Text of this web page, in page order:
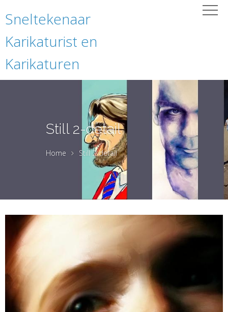
Sneltekenaar
Karikaturist en
Karikaturen
Still 2-detail
Home Still 2-detail